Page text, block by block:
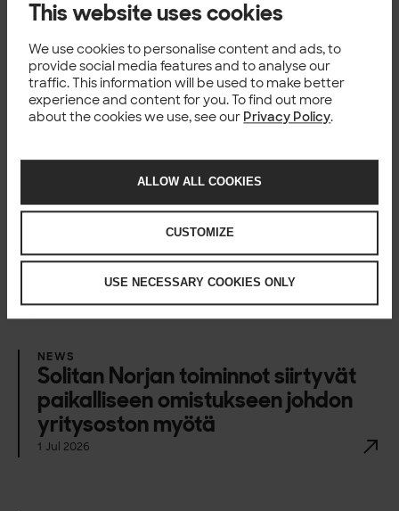
This website uses cookies
We use cookies to personalise content and ads, to
provide social media features and to analyse our
traffic. This information will be used to make better
experience and content for you. To find out more
about the cookies we use, see our Privacy Policy.
ALLOW ALL COOKIES
CUSTOMIZE
USE NECESSARY COOKIES ONLY
Solita ja Microsoft Azure
Solitalle harvinainen tunnustus tekoälyn ja koneoppimisen
osaamisesta
Lisätietoja
Solita, Mikael Ojala, SVP Connected Data,+358 50 919
3535,mikael.ojala@solita.fi
kumppanuus,+358 40 848 7055,jyrki.nurminen@solita.fi
Happening now
NEWS
Solitan Norjan toiminnot siirtyvät
paikalliseen omistukseen johdon
yritysoston myötä
1 Jul 2026